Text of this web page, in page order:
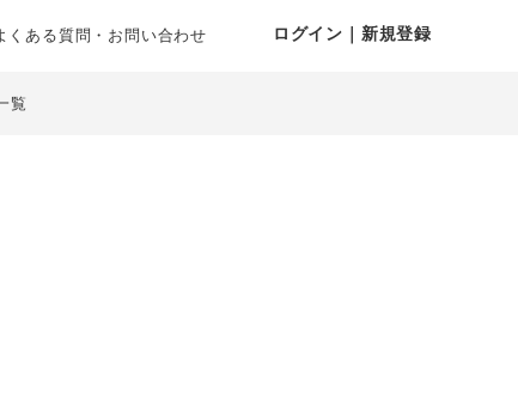
くある質問・お問い合わせ ログイン｜新規登録
覧